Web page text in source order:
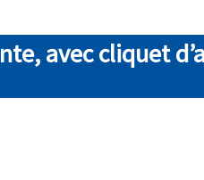
avec cliquet